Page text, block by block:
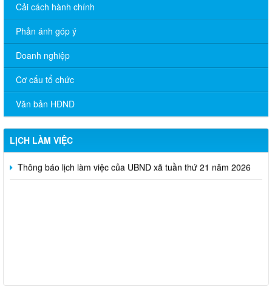
Cải cách hành chính
Phản ánh góp ý
Doanh nghiệp
Cơ cấu tổ chức
Văn bản HĐND
LỊCH LÀM VIỆC
Thông báo lịch làm việc của Chủ tịch, Phó chủ tịch UBND xã
tuần thứ 24 năm 2026
Thông báo lịch làm việc của Chủ tịch, Phó chủ tịch UBND xã
tuần thứ 23 năm 2026
Thông báo lịch làm việc của UBND xã tuần thứ 22 năm 2026
Thông báo lịch làm việc của UBND xã tuần thứ 21 năm 2026